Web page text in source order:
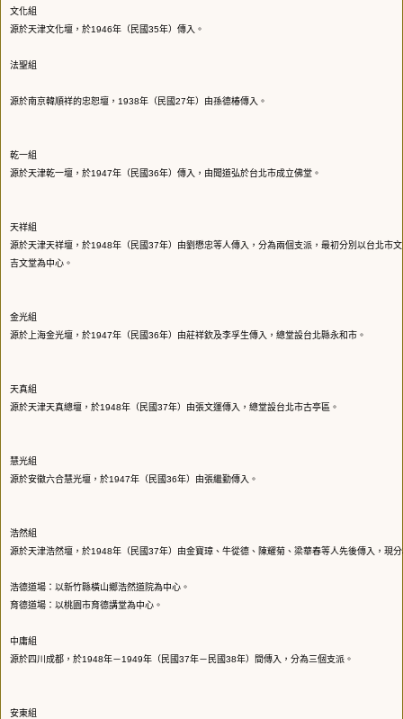
文化組
源於天津文化壇，於1946年（民國35年）傳入。
法聖組
源於南京韓順祥的忠恕壇，1938年（民國27年）由孫德椿傳入。
乾一組
源於天津乾一壇，於1947年（民國36年）傳入，由聞道弘於台北市成立佛堂。
天祥組
源於天津天祥壇，於1948年（民國37年）由劉懋忠等人傳入，分為兩個支派，最初分別以台北市
吉文堂為中心。
金光組
源於上海金光壇，於1947年（民國36年）由莊祥欽及李孚生傳入，總堂設台北縣永和市。
天真組
源於天津天真總壇，於1948年（民國37年）由張文運傳入，總堂設台北市古亭區。
慧光組
源於安徽六合慧光壇，於1947年（民國36年）由張繼勤傳入。
浩然組
源於天津浩然壇，於1948年（民國37年）由金寶璋、牛從德、陳耀菊、梁華春等人先後傳入，現
浩德道場：以新竹縣橫山鄉浩然道院為中心。
育德道場：以桃園市育德講堂為中心。
中庸組
源於四川成都，於1948年－1949年（民國37年－民國38年）間傳入，分為三個支派。
安東組